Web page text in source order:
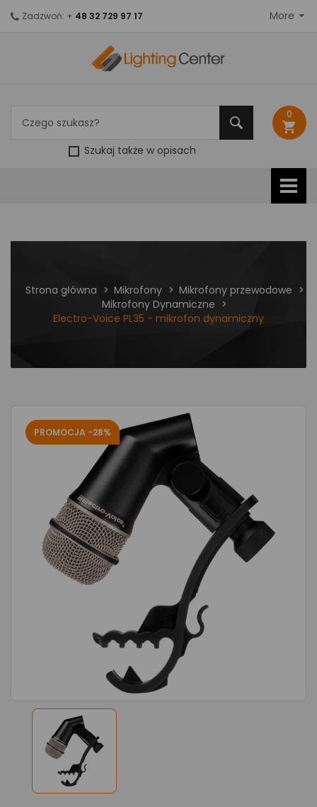
Szukaj także w opisach
0
shopping_cart
Zadzwoń: + 48 32 729 97 17 More
Strona główna Mikrofony
Mikrofony przewodowe
Mikrofony Dynamiczne
Electro-Voice PL35 - mikrofon dynamiczny
PROMOCJA -28%